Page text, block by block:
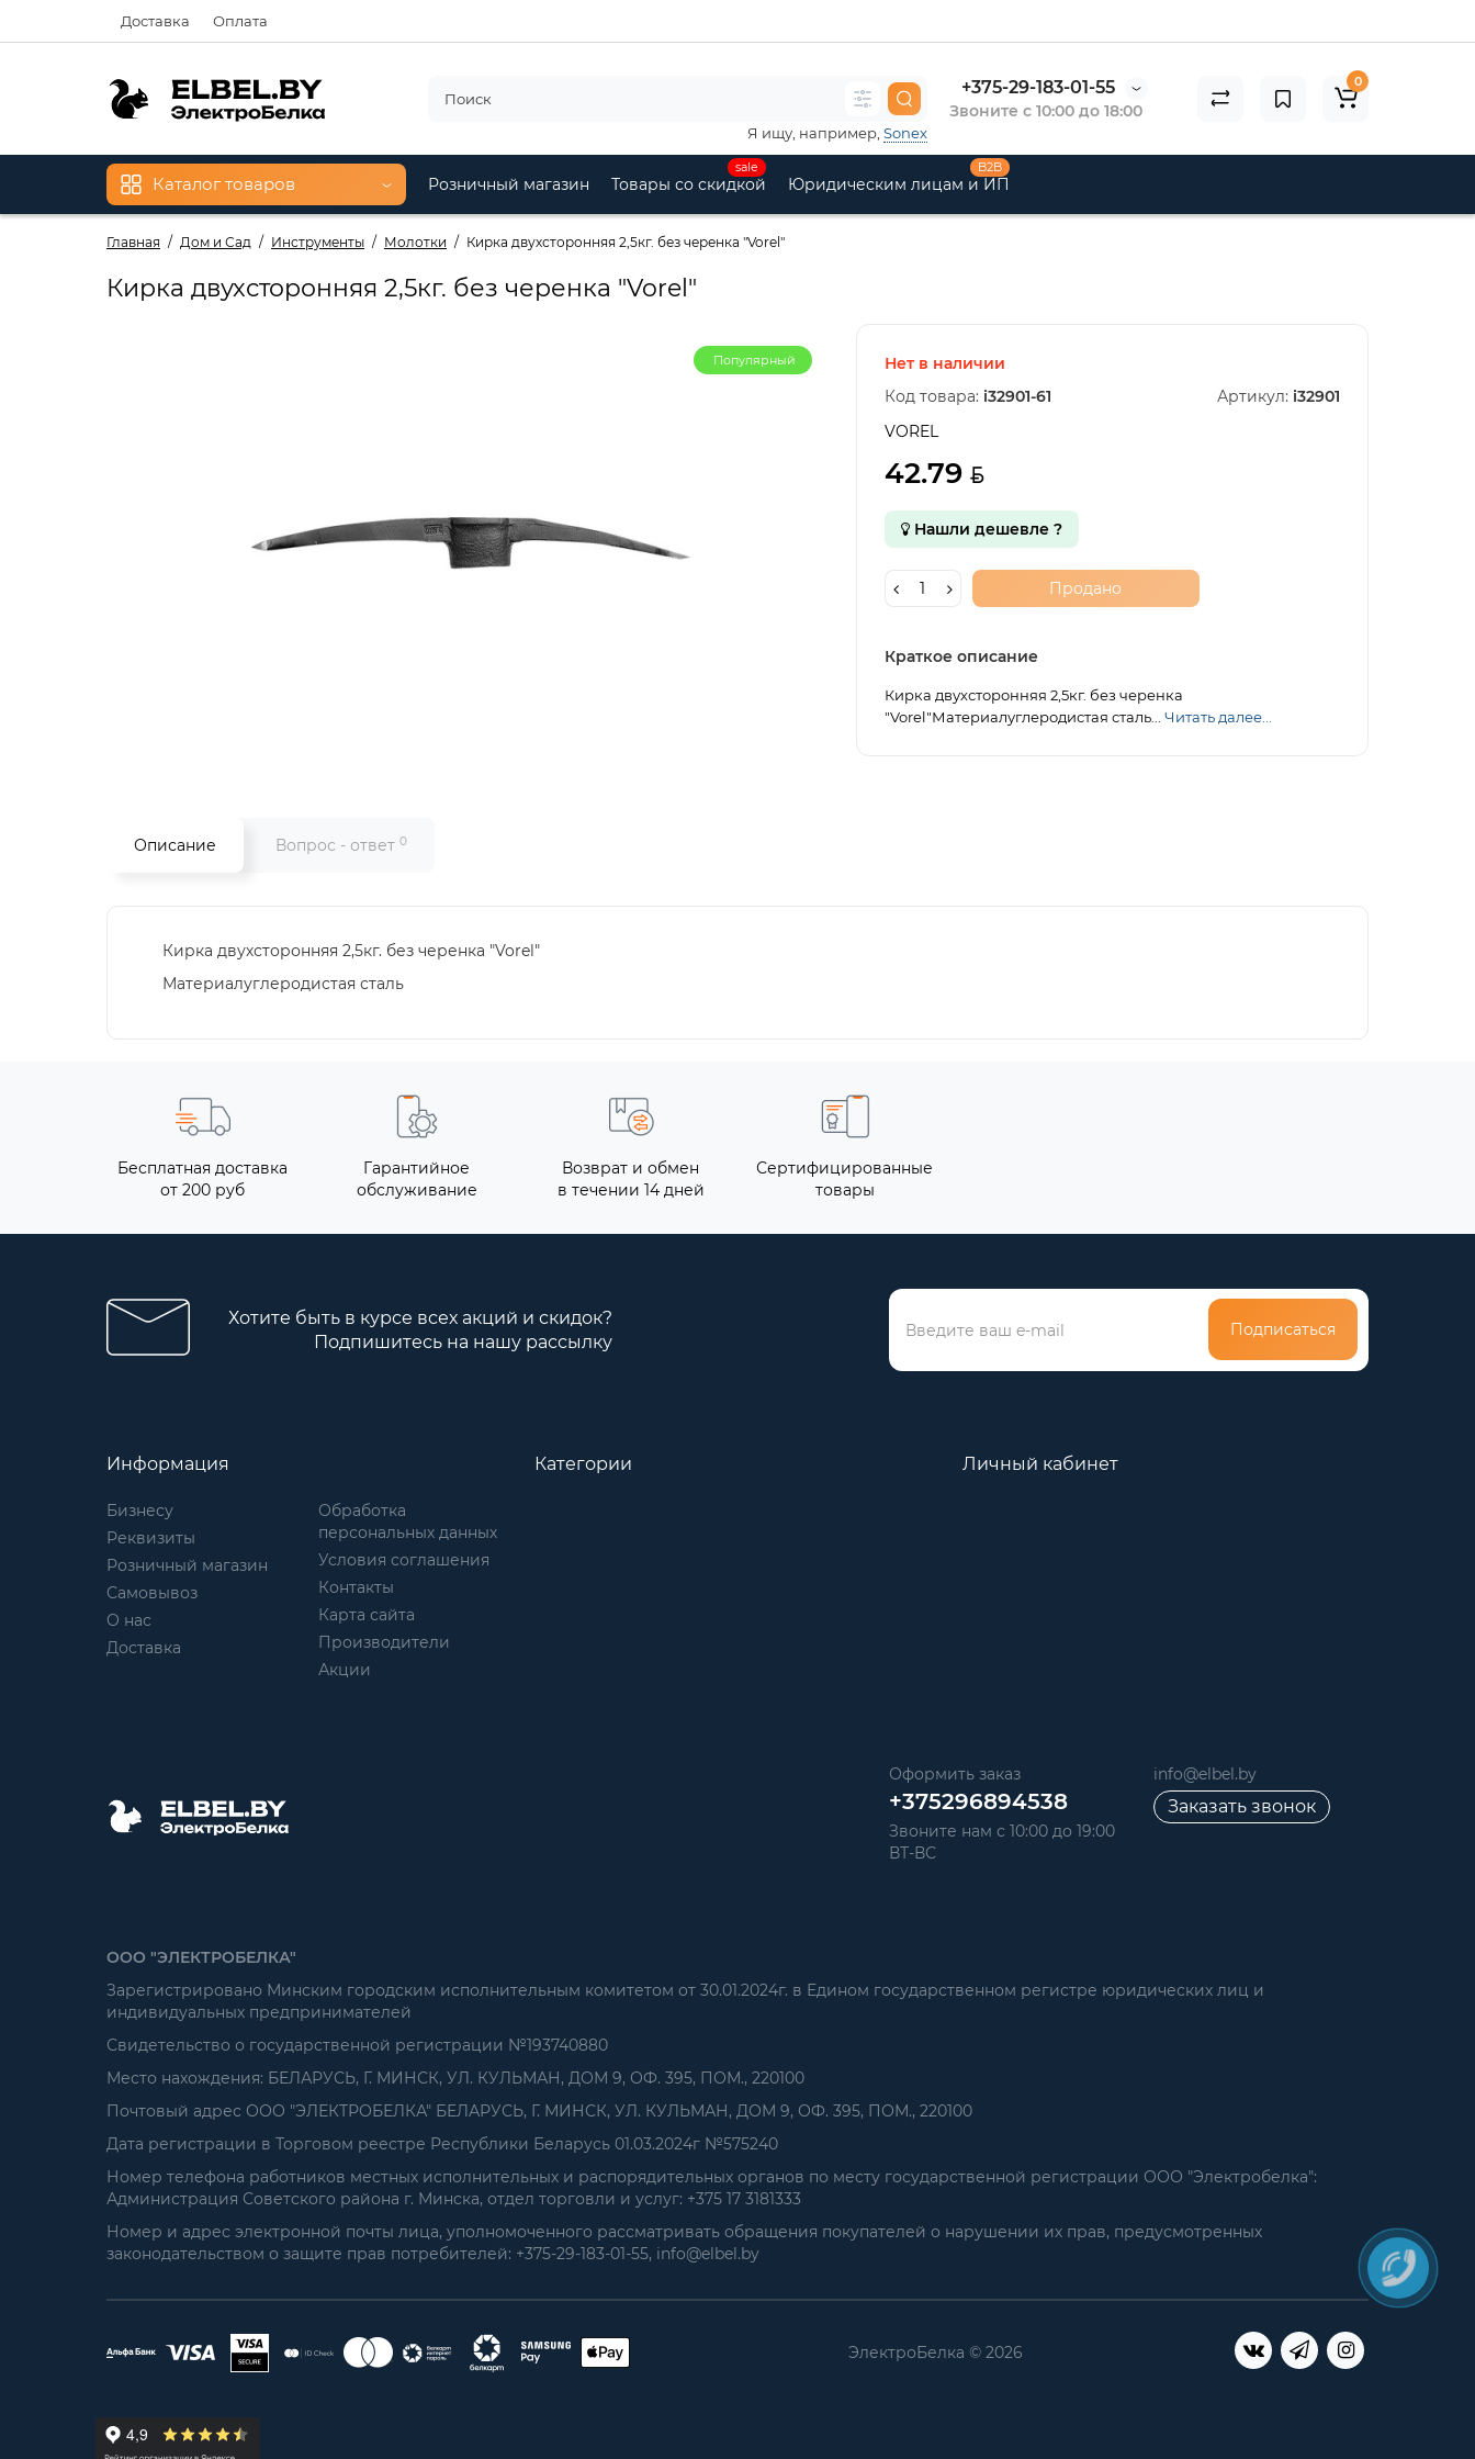
Доставка Оплата
+375-29-183-01-55
Звоните с 10:00 до 18:00
Я ищу, например, Sonex
0
Каталог товаров Розничный магазин
sale
Товары со скидкой
B2B
Юридическим лицам и ИП
Главная Дом и Сад Инструменты Молотки Кирка двухсторонняя 2,5кг. без черенка "Vorel"
Кирка двухсторонняя 2,5кг. без черенка "Vorel"
Популярный
Нет в наличии
Код товара: i32901-61 Артикул: i32901
VOREL
42.79
Нашли дешевле ?
Продано
Краткое описание
Кирка двухсторонняя 2,5кг. без черенка
"Vorel"Материалуглеродистая сталь... Читать далее...
Описание Вопрос - ответ 0
Кирка двухсторонняя 2,5кг. без черенка "Vorel"
Материалуглеродистая сталь
Бесплатная доставка
от 200 руб
Гарантийное
обслуживание
Возврат и обмен
в течении 14 дней
Сертифицированные
товары
Хотите быть в курсе всех акций и скидок?
Подпишитесь на нашу рассылку
Подписаться
Информация
Бизнесу
Реквизиты
Розничный магазин
Самовывоз
О нас
Доставка
Обработка
персональных данных
Условия соглашения
Контакты
Карта сайта
Производители
Акции
Категории Личный кабинет
Оформить заказ
+375296894538
Звоните нам с 10:00 до 19:00
ВТ-ВС
info@elbel.by
Заказать звонок
ООО "ЭЛЕКТРОБЕЛКА"
Зарегистрировано Минским городским исполнительным комитетом от 30.01.2024г. в Едином государственном регистре юридических лиц и
индивидуальных предпринимателей
Свидетельство о государственной регистрации №193740880
Место нахождения: БЕЛАРУСЬ, Г. МИНСК, УЛ. КУЛЬМАН, ДОМ 9, ОФ. 395, ПОМ., 220100
Почтовый адрес ООО "ЭЛЕКТРОБЕЛКА" БЕЛАРУСЬ, Г. МИНСК, УЛ. КУЛЬМАН, ДОМ 9, ОФ. 395, ПОМ., 220100
Дата регистрации в Торговом реестре Республики Беларусь 01.03.2024г №575240
Номер телефона работников местных исполнительных и распорядительных органов по месту государственной регистрации ООО "Электробелка":
Администрация Советского района г. Минска, отдел торговли и услуг: +375 17 3181333
Номер и адрес электронной почты лица, уполномоченного рассматривать обращения покупателей о нарушении их прав, предусмотренных
законодательством о защите прав потребителей: +375-29-183-01-55, info@elbel.by
ЭлектроБелка © 2026